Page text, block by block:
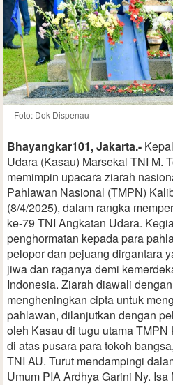
Foto: Dok Dispenau
Bhayangkar101, Jakarta.-
Udara (Kasau) Marsekal TNI M.
memimpin upacara ziarah
Pahlawan Nasional (TMPN)
(8/4/2025), dalam rangka
ke-79 TNI Angkatan Udara.
penghormatan kepada para
pelopor dan pejuang dirgantara
jiwa dan raganya demi
Indonesia. Ziarah diawali
mengheningkan cipta untuk
pahlawan, dilanjutkan dengan
oleh Kasau di tugu utama
di atas pusara para tokoh
TNI AU. Turut mendampingi
Umum PIA Ardhya Garini Ny.